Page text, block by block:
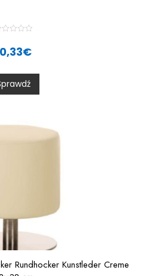
€
Rundhocker Kunstleder Creme